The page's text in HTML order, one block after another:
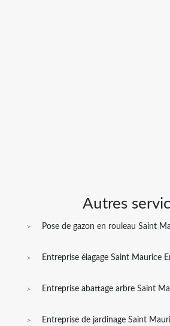
Autres
Pose de gazon en rouleau Saint
Entreprise élagage Saint Maurice
Entreprise abattage arbre Saint
Entreprise de jardinage Saint